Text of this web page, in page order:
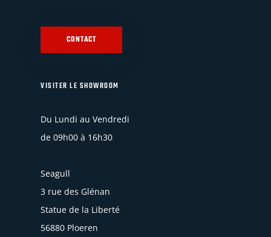
CONTACT
VISITER LE SHOWROOM
Du Lundi au Vendredi
de 09h00 à 16h30
Seagull
3 rue des Glénan
Statue de la Liberté
56880 Ploeren